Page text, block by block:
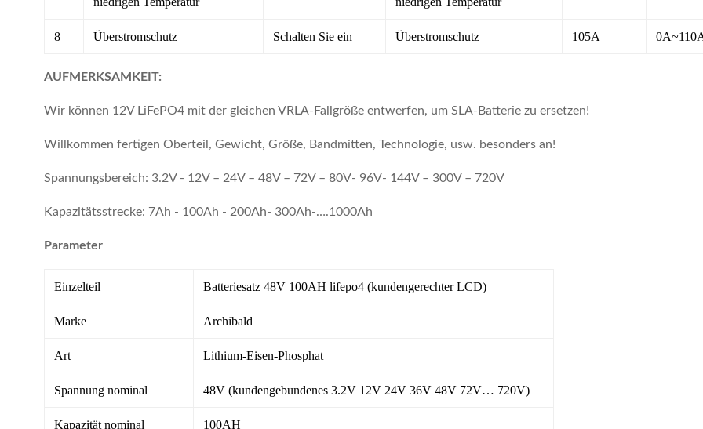
8 Überstromschutz Schalten Sie ein Überstromschutz 105A
AUFMERKSAMKEIT:
Wir können 12V LiFePO4 mit der gleichen VRLA-Fallgröße entwerfen, um SLA-Batterie zu ersetzen!
Willkommen fertigen Oberteil, Gewicht, Größe, Bandmitten, Technologie, usw. besonders an!
Spannungsbereich: 3.2V - 12V – 24V – 48V – 72V – 80V- 96V- 144V – 300V – 720V
Kapazitätsstrecke: 7Ah - 100Ah - 200Ah- 300Ah-….1000Ah
Parameter
Einzelteil Batteriesatz 48V 100AH lifepo4 (kundengerechter LCD)
Marke Archibald
Art Lithium-Eisen-Phosphat
Spannung nominal 48V (kundengebundenes 3.2V 12V 24V 36V 48V 72V… 720V)
Kapazität nominal 100AH